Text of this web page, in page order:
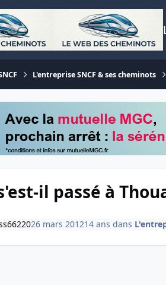
L'entreprise SNCF & ses cheminots
il passé à
26 mars 201214 ans dans
PAGE